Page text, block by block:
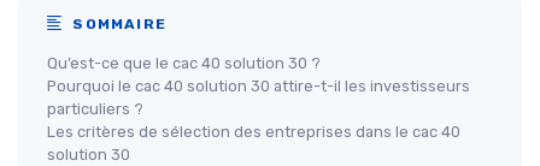
SOMMAIRE
Qu’est-ce que le cac 40 solution 30 ?
Pourquoi le cac 40 solution 30 attire-t-il les investisseurs
particuliers ?
Les critères de sélection des entreprises dans le cac 40
solution 30